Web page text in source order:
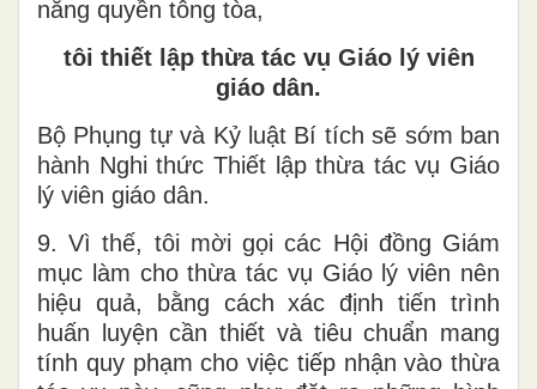
năng quyền tông tòa,
tôi thiết lập thừa tác vụ Giáo lý viên
giáo dân.
Bộ Phụng tự và Kỷ luật Bí tích sẽ sớm ban
hành Nghi thức Thiết lập thừa tác vụ Giáo
lý viên giáo dân.
9. Vì thế, tôi mời gọi các Hội đồng Giám
mục làm cho thừa tác vụ Giáo lý viên nên
hiệu quả, bằng cách xác định tiến trình
huấn luyện cần thiết và tiêu chuẩn mang
tính quy phạm cho việc tiếp nhận vào thừa